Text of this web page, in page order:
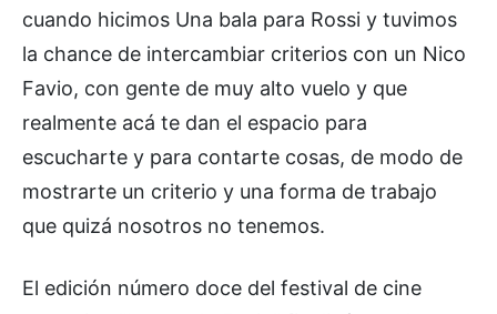
cuando hicimos Una bala para Rossi y tuvimos
la chance de intercambiar criterios con un Nico
Favio, con gente de muy alto vuelo y que
realmente acá te dan el espacio para
escucharte y para contarte cosas, de modo de
mostrarte un criterio y una forma de trabajo
que quizá nosotros no tenemos.
El edición número doce del festival de cine